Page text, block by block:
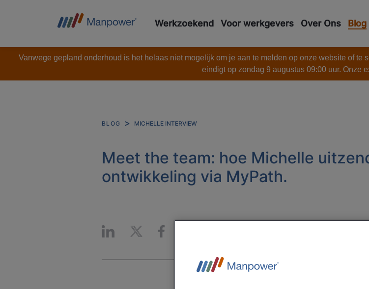
Werkzoekend Voor werkgevers Over Ons Blog
Vanwege gepland onderhoud is het helaas niet mogelijk om je aan te melden op onze website of
eindigt op zondag 9 augustus 09:00 uur. Onze
BLOG MICHELLE INTERVIEW
Meet the team: hoe Michelle
ontwikkeling via MyPath.